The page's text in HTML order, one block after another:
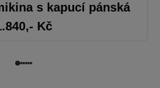
s kapucí pánská
,- Kč